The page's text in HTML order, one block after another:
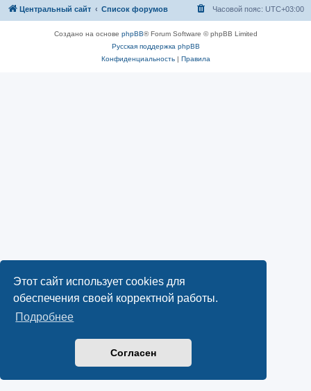
Этот сайт использует cookies для
обеспечения своей корректной работы.
Подробнее
Согласен
Центральный сайт Список форумов Часовой пояс: UTC+03:00
Создано на основе phpBB® Forum Software © phpBB Limited
Русская поддержка phpBB
Конфиденциальность| Правила